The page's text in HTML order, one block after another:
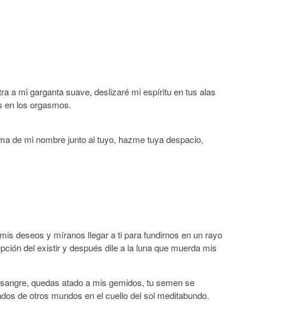
a mi garganta suave, deslizaré mi espíritu en tus alas
en los orgasmos.
de mi nombre junto al tuyo, hazme tuya despacio,
deseos y míranos llegar a ti para fundirnos en un rayo
del existir y después dile a la luna que muerda mis
quedas atado a mis gemidos, tu semen se
de otros mundos en el cuello del sol meditabundo.